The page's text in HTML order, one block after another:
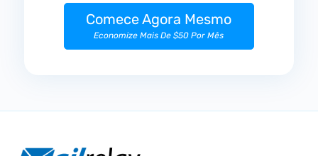
Comece Agora Mesmo
Economize Mais De $50 Por Mês